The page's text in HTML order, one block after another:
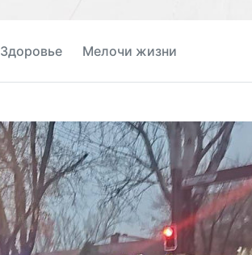
Здоровье Мелочи жизни